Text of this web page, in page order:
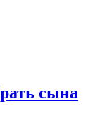
сына